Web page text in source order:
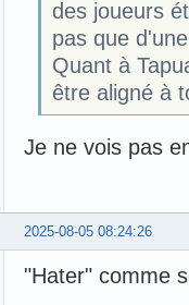
des joueurs
pas que
Quant à
être aligné à
Je ne vois pas
2025-08-05 08:24:26
"Hater" comme